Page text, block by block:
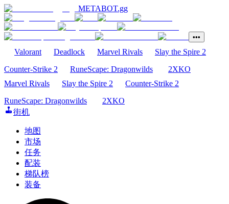
METABOT.gg
•••
Valorant Deadlock Marvel Rivals
Slay the Spire 2
Counter-Strike 2
RuneScape: Dragonwilds
2XKO
Marvel Rivals
Slay the Spire 2
Counter-Strike 2
RuneScape: Dragonwilds
2XKO
街机
地图
市场
任务
配装
梯队榜
装备